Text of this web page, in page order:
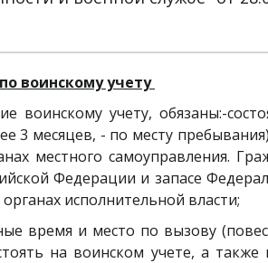
воинскому учету
воинскому учету, обязаны:-
3 месяцев, - по месту
местного самоуправления.
Федерации и запасе
исполнительной власти;
время и место по вызову
на воинском учете, а